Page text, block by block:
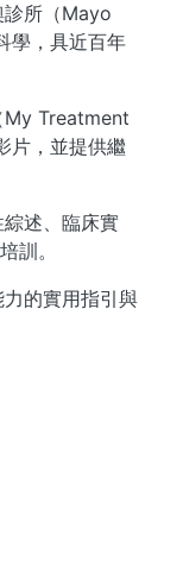
所（Mayo
學，具近百年
My Treatment
片，並提供繼
述、臨床實
訓。
的實用指引與